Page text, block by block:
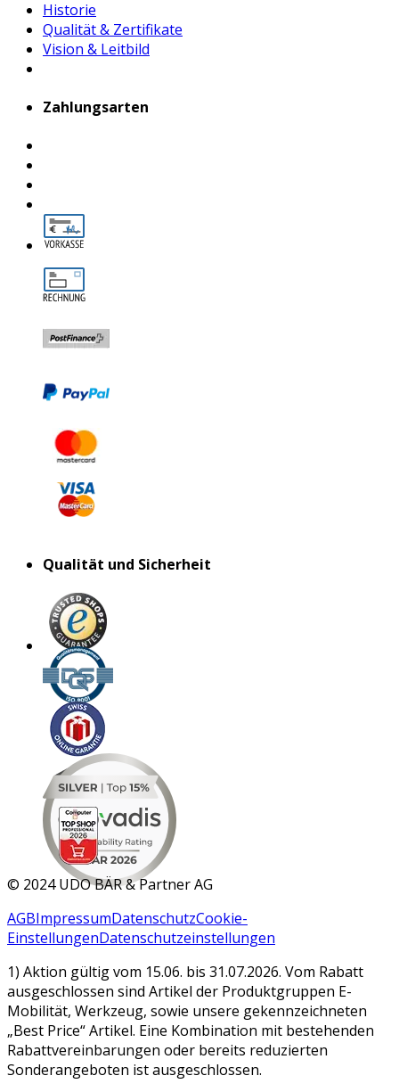
Historie
Qualität & Zertifikate
Vision & Leitbild
Zahlungsarten
Qualität und Sicherheit
MAR 2026
© 2024 UDO BÄR & Partner AG
AGBImpressumDatenschutzCookie-
EinstellungenDatenschutzeinstellungen
1) Aktion gültig vom 15.06. bis 31.07.2026. Vom Rabatt
ausgeschlossen sind Artikel der Produktgruppen E-
Mobilität, Werkzeug, sowie unsere gekennzeichneten
„Best Price“ Artikel. Eine Kombination mit bestehenden
Rabattvereinbarungen oder bereits reduzierten
Sonderangeboten ist ausgeschlossen.